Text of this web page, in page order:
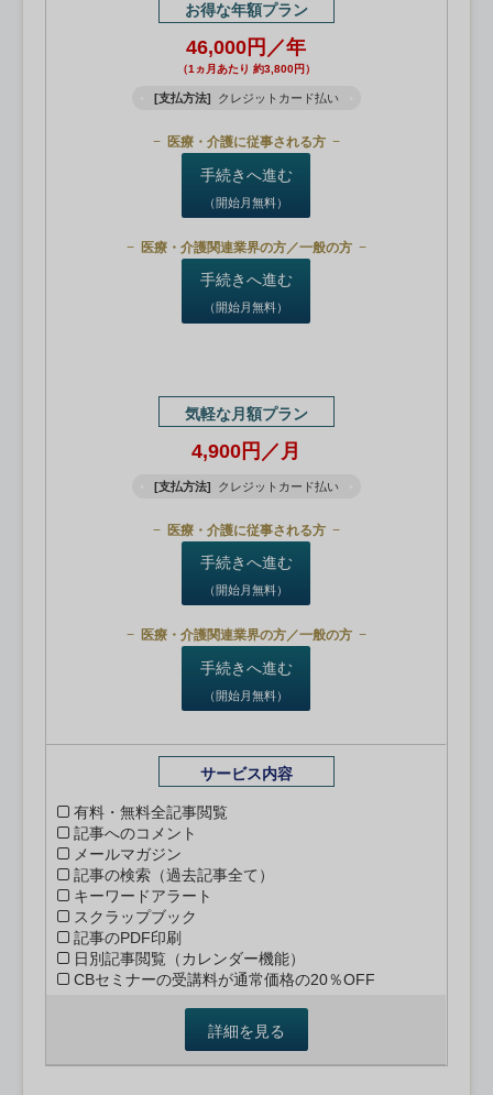
お得な年額プラン
46,000円／年
（1ヵ月あたり 約3,800円）
[支払方法] クレジットカード払い
医療・介護に従事される方
手続きへ進む
（開始月無料）
医療・介護関連業界の方／一般の方
手続きへ進む
（開始月無料）
気軽な月額プラン
4,900円／月
[支払方法] クレジットカード払い
医療・介護に従事される方
手続きへ進む
（開始月無料）
医療・介護関連業界の方／一般の方
手続きへ進む
（開始月無料）
サービス内容
有料・無料全記事閲覧
記事へのコメント
メールマガジン
記事の検索（過去記事全て）
キーワードアラート
スクラップブック
記事のPDF印刷
日別記事閲覧（カレンダー機能）
CBセミナーの受講料が通常価格の20％OFF
詳細を見る